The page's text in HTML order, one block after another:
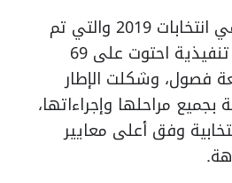
مسيرة التميز تواصلت في انتخابات 2019 والتي تم
خلالها اعتماد تعليمات تنفيذية احتوت على 69
فصول، وشكلت الإطار
بجميع مراحلها وإجراءاتها،
وفق أعلى معايير